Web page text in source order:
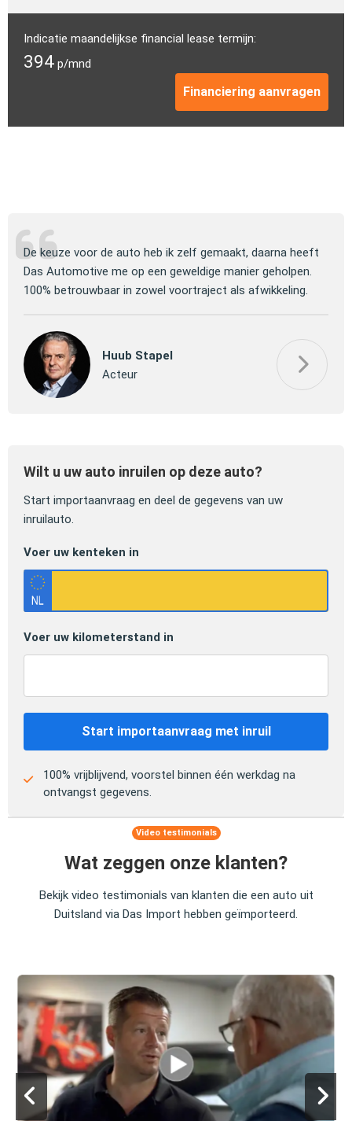
Indicatie maandelijkse financial lease termijn:
394 p/mnd
Financiering aanvragen
De keuze voor de auto heb ik zelf gemaakt, daarna heeft
Das Automotive me op een geweldige manier geholpen.
100% betrouwbaar in zowel voortraject als afwikkeling.
Huub Stapel
Acteur
Wilt u uw auto inruilen op deze auto?
Start importaanvraag en deel de gegevens van uw
inruilauto.
Voer uw kenteken in
Voer uw kilometerstand in
Start importaanvraag met inruil
100% vrijblijvend, voorstel binnen één werkdag na
ontvangst gegevens.
Video testimonials
Wat zeggen onze klanten?
Bekijk video testimonials van klanten die een auto uit
Duitsland via Das Import hebben geïmporteerd.